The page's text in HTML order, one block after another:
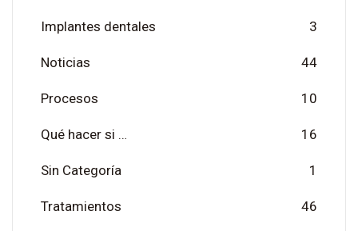
Implantes dentales 3
Noticias 44
Procesos 10
Qué hacer si … 16
Sin Categoría 1
Tratamientos 46